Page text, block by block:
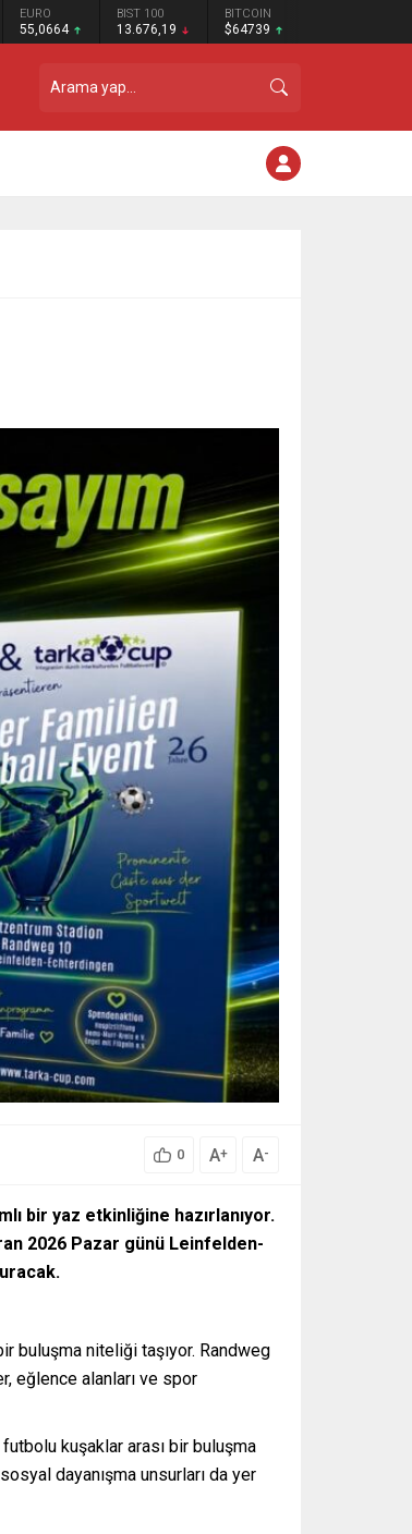
EURO
55,0664
BIST 100
13.676,19
BITCOIN
$64739
0 A+ A-
bir yaz etkinliğine hazırlanıyor.
2026 Pazar günü Leinfelden-
buluşma niteliği taşıyor. Randweg
eğlence alanları ve spor
kuşaklar arası bir buluşma
dayanışma unsurları da yer